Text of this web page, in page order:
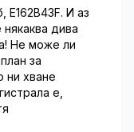
E162B43F. И аз
дива
Не може ли
за
ни хване
е,